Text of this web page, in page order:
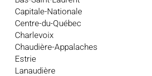
Capitale-Nationale
Centre-du-Québec
Charlevoix
Chaudière-Appalaches
Estrie
Lanaudière